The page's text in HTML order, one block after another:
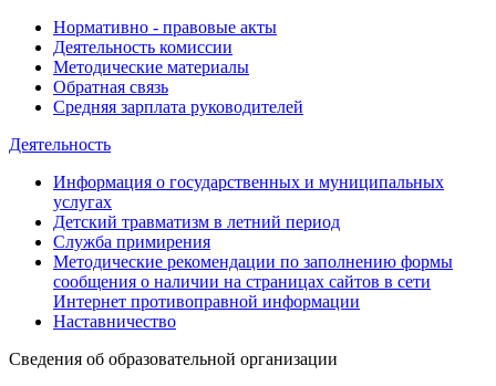
Нормативно - правовые акты
Деятельность комиссии
Методические материалы
Обратная связь
Средняя зарплата руководителей
Деятельность
Информация о государственных и муниципальных
услугах
Детский травматизм в летний период
Служба примирения
Методические рекомендации по заполнению формы
сообщения о наличии на страницах сайтов в сети
Интернет противоправной информации
Наставничество
Сведения об образовательной организации